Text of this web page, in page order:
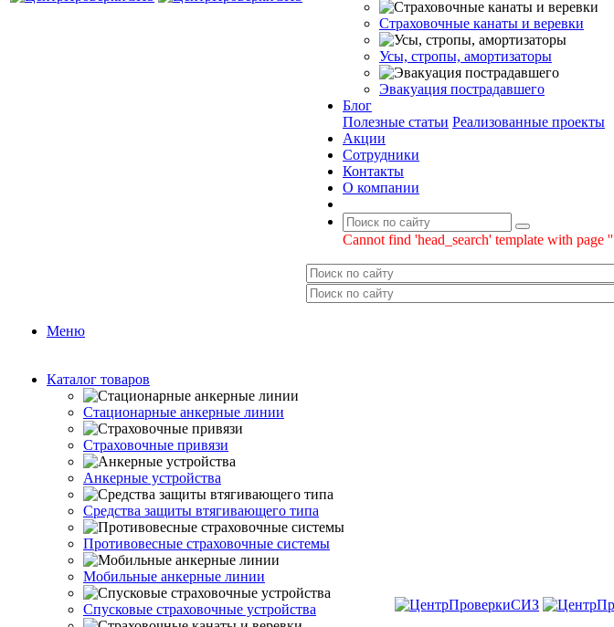
Страховочные канаты и веревки
Усы, стропы, амортизаторы
Эвакуация пострадавшего
Блог
Полезные статьи Реализованные проекты
Акции
Сотрудники
Контакты
О компании
Cannot find 'head_search' template with page ''
Меню
Каталог товаров
Стационарные анкерные линии
Страховочные привязи
Анкерные устройства
Средства защиты втягивающего типа
Противовесные страховочные системы
Мобильные анкерные линии
Спусковые страховочные устройства